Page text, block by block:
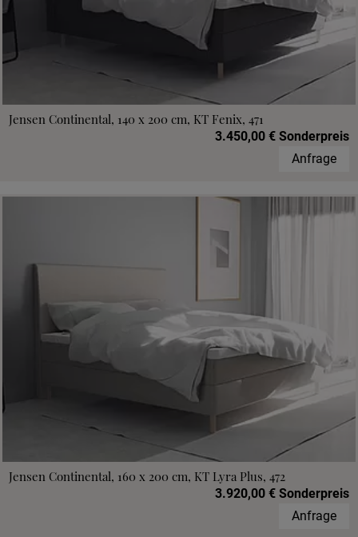
Jensen Continental, 140 x 200 cm, KT Fenix, 471
3.450,00 € Sonderpreis
Anfrage
Jensen Continental, 160 x 200 cm, KT Lyra Plus, 472
3.920,00 € Sonderpreis
Anfrage